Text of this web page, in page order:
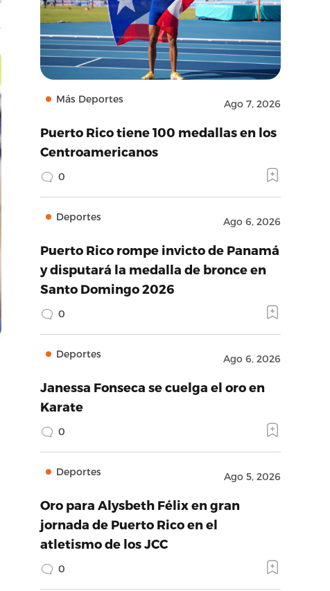
Más Deportes Ago 7, 2026
Puerto Rico tiene 100 medallas en los
Centroamericanos
0
Deportes Ago 6, 2026
Puerto Rico rompe invicto de Panamá
y disputará la medalla de bronce en
Santo Domingo 2026
0
Deportes Ago 6, 2026
Janessa Fonseca se cuelga el oro en
Karate
0
Deportes Ago 5, 2026
Oro para Alysbeth Félix en gran
jornada de Puerto Rico en el
atletismo de los JCC
0